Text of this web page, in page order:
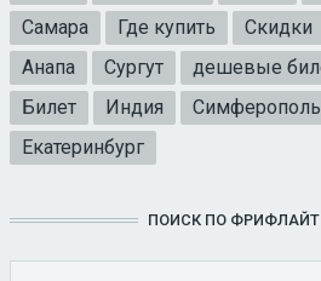
Самара
Где купить Скидки
Анапа
Сургут дешевые
Билет
Индия Симферополь
Екатеринбург
ПОИСК ПО ФРИФЛАЙТ